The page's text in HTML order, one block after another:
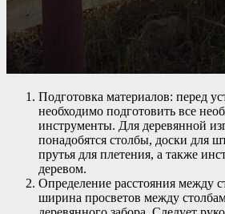
Подготовка материалов: перед
необходимо подготовить все
инструменты. Для деревянной
понадобятся столбы, доски для
прутья для плетения, а также
деревом.
Определение расстояния между
ширина просветов между